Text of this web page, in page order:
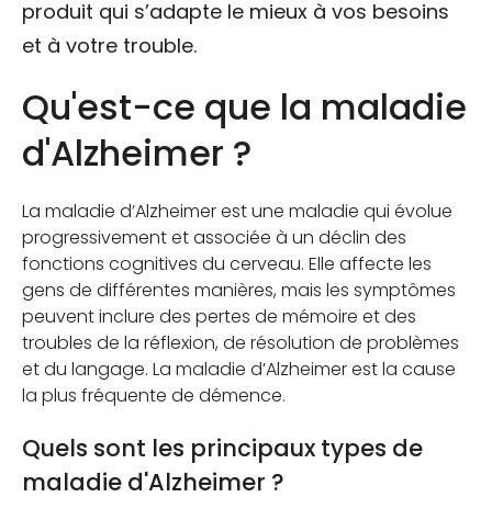
produit qui s’adapte le mieux à vos besoins
et à votre trouble.
Qu'est-ce que la maladie
d'Alzheimer ?
La maladie d’Alzheimer est une maladie qui évolue
progressivement et associée à un déclin des
fonctions cognitives du cerveau. Elle affecte les
gens de différentes manières, mais les symptômes
peuvent inclure des pertes de mémoire et des
troubles de la réflexion, de résolution de problèmes
et du langage. La maladie d’Alzheimer est la cause
la plus fréquente de démence.
Quels sont les principaux types de
maladie d'Alzheimer ?